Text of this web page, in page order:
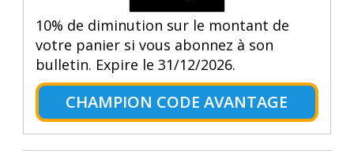
10% de diminution sur le montant de
votre panier si vous abonnez à son
bulletin. Expire le 31/12/2026.
CHAMPION CODE AVANTAGE